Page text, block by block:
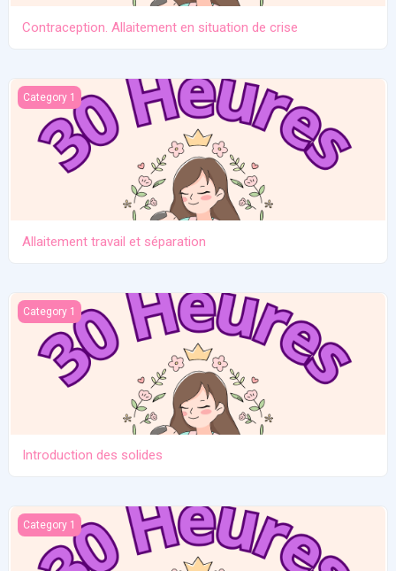
Contraception. Allaitement en situation de crise
Allaitement travail et séparation
Category 1
Allaitement travail et séparation
Introduction des solides
Category 1
Introduction des solides
Le code de commercialisation des substituts de lait maternel
Category 1